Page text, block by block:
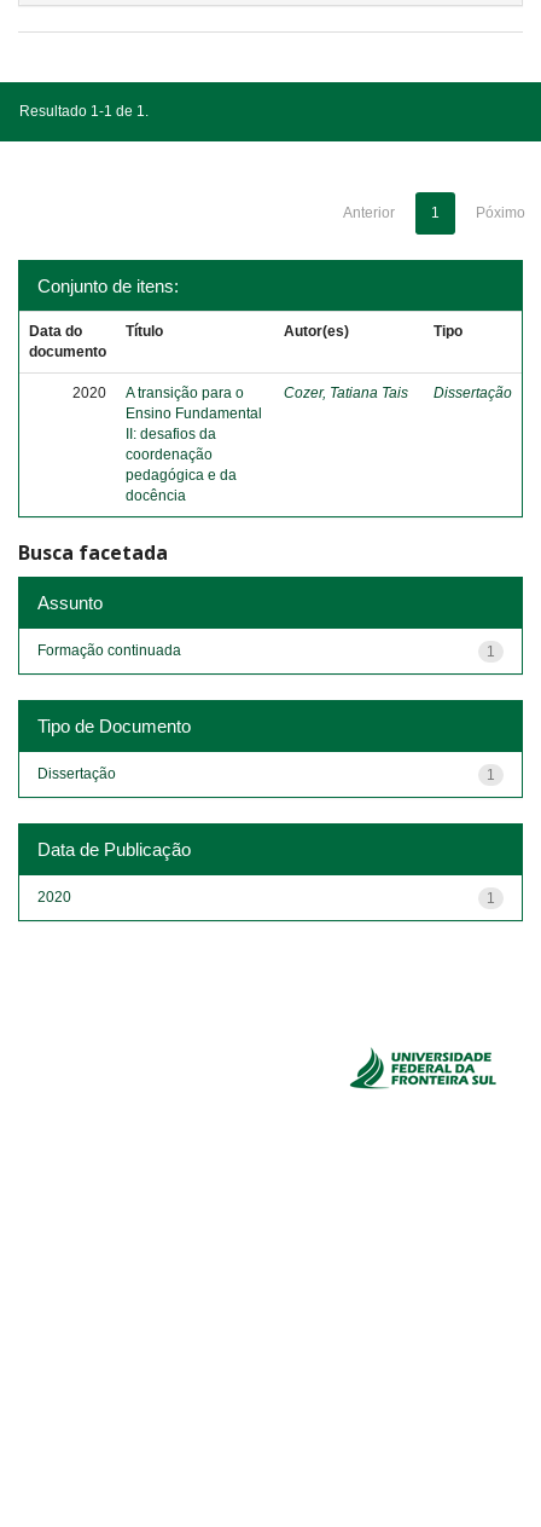
Resultado 1-1 de 1.
Anterior 1 Póximo
Conjunto de itens:
Data do
documento
Título Autor(es) Tipo
2020
A transição para o
Ensino Fundamental
II: desafios da
coordenação
pedagógica e da
docência
Cozer, Tatiana Tais Dissertação
Busca facetada
Assunto
1
Formação continuada
Tipo de Documento
1
Dissertação
Data de Publicação
1
2020